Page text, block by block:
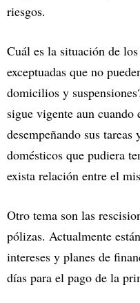
riesgos.
Cuál es la situación de
exceptuadas que no
domicilios y
sigue vigente aun cuando
desempeñando sus
domésticos que pudiera
exista relación entre el
Otro tema son las
pólizas. Actualmente
intereses y planes de
días para el pago de la